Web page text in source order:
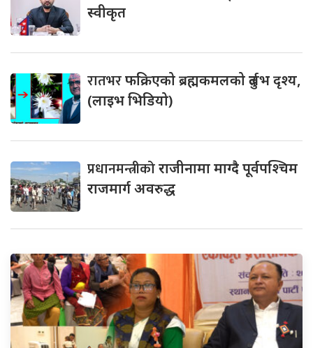
स्वीकृत
रातभरफक्रिएको ब्रह्मकमलको दुर्लभ दृश्य,
(लाइभ भिडियो)
प्रधानमन्त्रीकोराजीनामा माग्दै पूर्वपश्चिम
राजमार्ग अवरुद्ध